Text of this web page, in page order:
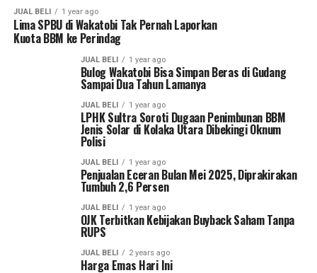
JUAL BELI 1 year ago
Lima SPBU di Wakatobi Tak Pernah Laporkan
Kuota BBM ke Perindag
JUAL BELI 1 year ago
Bulog Wakatobi Bisa Simpan Beras di Gudang
Sampai Dua Tahun Lamanya
JUAL BELI 1 year ago
LPHK Sultra Soroti Dugaan Penimbunan BBM
Jenis Solar di Kolaka Utara Dibekingi Oknum
Polisi
JUAL BELI 1 year ago
Penjualan Eceran Bulan Mei 2025, Diprakirakan
Tumbuh 2,6 Persen
JUAL BELI 1 year ago
OJK Terbitkan Kebijakan Buyback Saham Tanpa
RUPS
JUAL BELI 2 years ago
Harga Emas Hari Ini